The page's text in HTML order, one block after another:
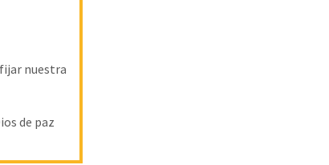
nuestra
de paz